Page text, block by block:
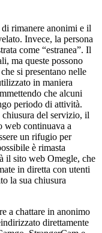
rimanere anonimi e il
Invece, la persona
come “estranea”. Il
ma queste possono
si presentano nelle
in maniera
che alcuni
periodo di attività.
del servizio, il
web continuava a
un rifugio per
è rimasta
il sito web Omegle, che
in diretta con utenti
la sua chiusura
a chattare in anonimo
direttamente